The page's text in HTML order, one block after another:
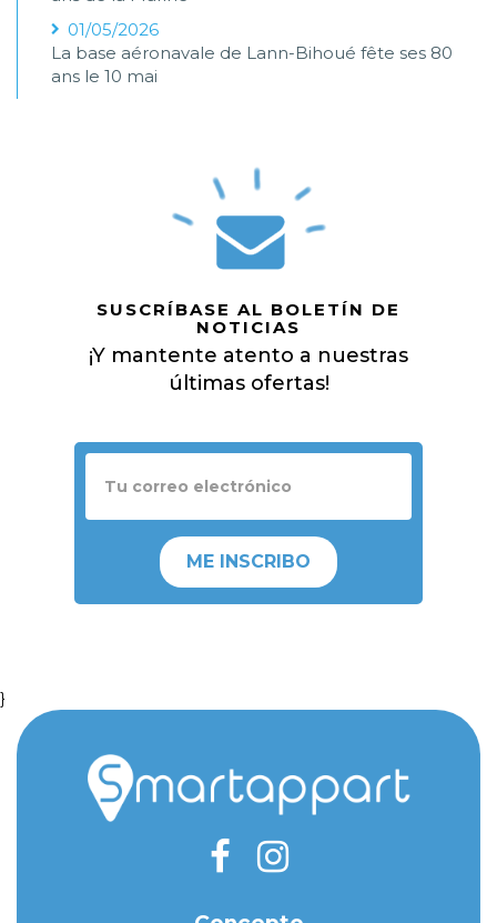
01/05/2026
La base aéronavale de Lann-Bihoué fête ses 80
ans le 10 mai
SUSCRÍBASE AL BOLETÍN DE
NOTICIAS
¡Y mantente atento a nuestras
últimas ofertas!
ME INSCRIBO
}